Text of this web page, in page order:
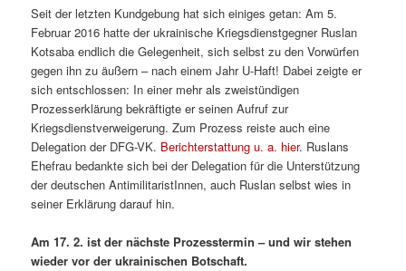
Seit der letzten Kundgebung hat sich einiges getan: Am 5.
Februar 2016 hatte der ukrainische Kriegsdienstgegner Ruslan
Kotsaba endlich die Gelegenheit, sich selbst zu den Vorwürfen
gegen ihn zu äußern – nach einem Jahr U-Haft! Dabei zeigte er
sich entschlossen: In einer mehr als zweistündigen
Prozesserklärung bekräftigte er seinen Aufruf zur
Kriegsdienstverweigerung. Zum Prozess reiste auch eine
Delegation der DFG-VK. Berichterstattung u. a. hier. Ruslans
Ehefrau bedankte sich bei der Delegation für die Unterstützung
der deutschen AntimilitaristInnen, auch Ruslan selbst wies in
seiner Erklärung darauf hin.
Am 17. 2. ist der nächste Prozesstermin – und wir stehen
wieder vor der ukrainischen Botschaft.